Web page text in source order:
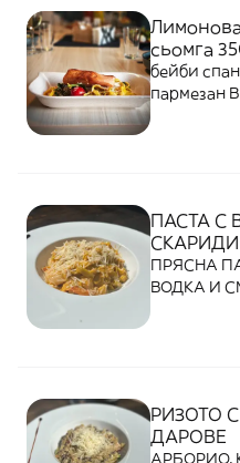
сьомга
бейби
пармезан В ЦЕНАТА Е ВКЛЮЧЕНА КУТИЯ
ПАСТА С
СКАРИДИ
ПРЯСНА
ВОДКА И
РИЗОТО
ДАРОВЕ
АРБОРИО,